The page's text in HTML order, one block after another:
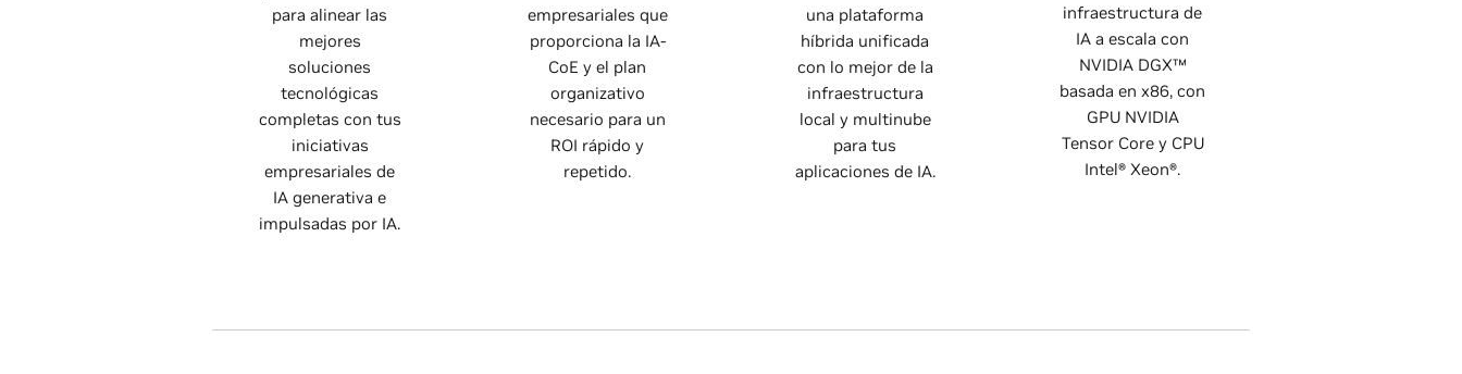
para alinear las
mejores
soluciones
tecnológicas
completas con tus
iniciativas
empresariales de
IA generativa e
impulsadas por IA.
empresariales que
proporciona la IA-
CoE y el plan
organizativo
necesario para un
ROI rápido y
repetido.
una plataforma
híbrida unificada
con lo mejor de la
infraestructura
local y multinube
para tus
aplicaciones de IA.
infraestructura de
IA a escala con
NVIDIA DGX™
basada en x86, con
GPU NVIDIA
Tensor Core y CPU
Intel® Xeon®.